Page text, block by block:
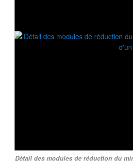
Détail des modules de réduction du